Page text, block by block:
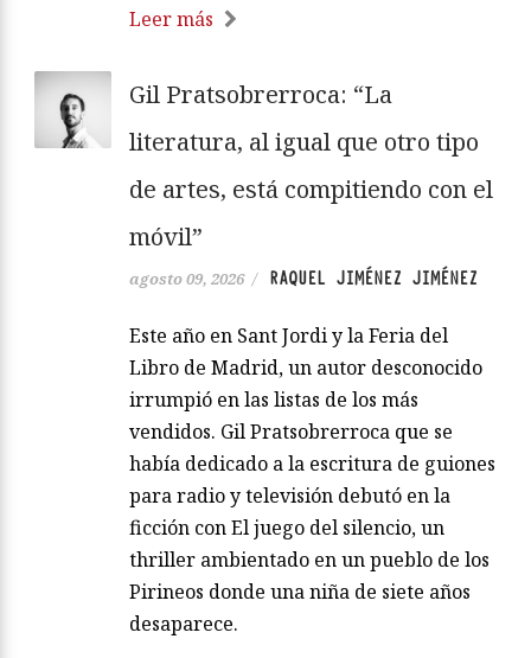
Leer más
Gil Pratsobrerroca: “La
literatura, al igual que otro tipo
de artes, está compitiendo con el
móvil”
agosto 09, 2026 / RAQUEL JIMÉNEZ JIMÉNEZ
Este año en Sant Jordi y la Feria del
Libro de Madrid, un autor desconocido
irrumpió en las listas de los más
vendidos. Gil Pratsobrerroca que se
había dedicado a la escritura de guiones
para radio y televisión debutó en la
ficción con El juego del silencio, un
thriller ambientado en un pueblo de los
Pirineos donde una niña de siete años
desaparece.